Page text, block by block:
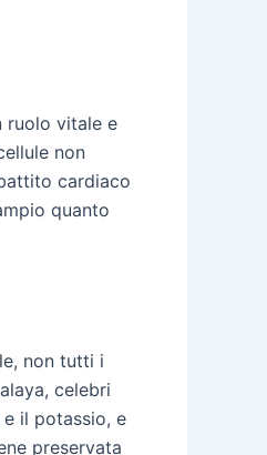
ruolo vitale e
non
cardiaco
quanto
non tutti i
celebri
il potassio, e
preservata